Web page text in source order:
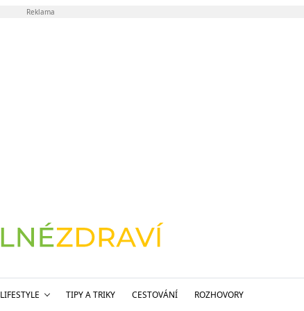
Reklama
LIFESTYLE TIPY A TRIKY CESTOVÁNÍ ROZHOVORY